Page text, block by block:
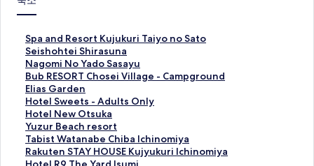
Spa and Resort Kujukuri Taiyo no Sato
S
p
a
a
n
d
R
e
s
o
r
Seishohtei Shirasuna
S
e
i
s
h
o
h
t
e
i
Nagomi No Yado Sasayu
N
a
g
o
m
i
N
o
Y
Bub RESORT Chosei Village - Campground
B
u
b
R
E
S
O
R
Elias Garden
E
l
i
a
s
G
a
Hotel Sweets - Adults Only
H
o
t
e
l
S
Hotel New Otsuka
H
o
t
e
l
Yuzur Beach resort
Y
u
z
u
Tabist Watanabe Chiba Ichinomiya
T
a
b
Rakuten STAY HOUSE Kujyukuri Ichinomiya
R
a
H